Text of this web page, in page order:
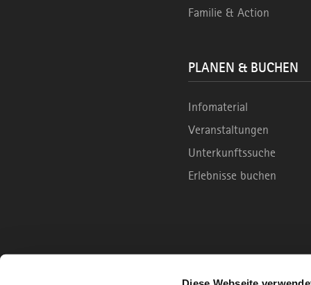
Familie & Action
PLANEN & BUCHEN
Infomaterial
Veranstaltungen
Unterkunftssuche
Erlebnisse buchen